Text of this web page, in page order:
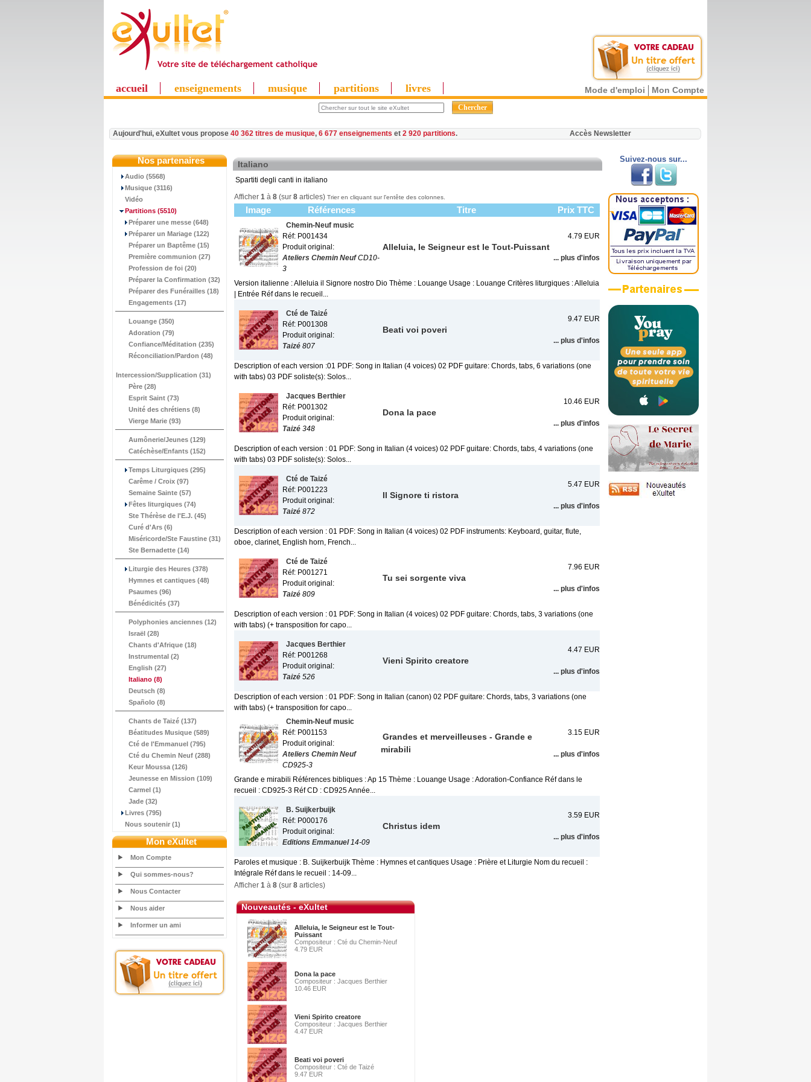
accueil enseignements musique partitions livres Mode d'emploi Mon Compte
Aujourd'hui, eXultet vous propose 40 362 titres de musique, 6 677 enseignements et 2 920 partitions. Accès Newsletter
Nos partenaires
Audio (5568)
Musique (3116)
Vidéo
Partitions (5510)
Préparer une messe (648)
Préparer un Mariage (122)
Préparer un Baptême (15)
Première communion (27)
Profession de foi (20)
Préparer la Confirmation (32)
Préparer des Funérailles (18)
Engagements (17)
Louange (350)
Adoration (79)
Confiance/Méditation (235)
Réconciliation/Pardon (48)
Intercession/Supplication (31)
Père (28)
Esprit Saint (73)
Unité des chrétiens (8)
Vierge Marie (93)
Aumônerie/Jeunes (129)
Catéchèse/Enfants (152)
Temps Liturgiques (295)
Carême / Croix (97)
Semaine Sainte (57)
Fêtes liturgiques (74)
Ste Thérèse de l'E.J. (45)
Curé d'Ars (6)
Miséricorde/Ste Faustine (31)
Ste Bernadette (14)
Liturgie des Heures (378)
Hymnes et cantiques (48)
Psaumes (96)
Bénédicités (37)
Polyphonies anciennes (12)
Israël (28)
Chants d'Afrique (18)
Instrumental (2)
English (27)
Italiano (8)
Deutsch (8)
Spañolo (8)
Chants de Taizé (137)
Béatitudes Musique (589)
Cté de l'Emmanuel (795)
Cté du Chemin Neuf (288)
Keur Moussa (126)
Jeunesse en Mission (109)
Carmel (1)
Jade (32)
Livres (795)
Nous soutenir (1)
Mon eXultet
Mon Compte
Qui sommes-nous?
Nous Contacter
Nous aider
Informer un ami
Italiano
Spartiti degli canti in italiano
Afficher 1 à 8 (sur 8 articles) Trier en cliquant sur l'entête des colonnes.
Image Références Titre Prix TTC
Chemin-Neuf music
Réf: P001434
Produit original:
Ateliers Chemin NeufCD10-
3
Alleluia, le Seigneur est le Tout-Puissant
4.79 EUR
... plus d'infos
Version italienne : Alleluia il Signore nostro Dio Thème : Louange Usage : Louange Critères liturgiques : Alleluia
| Entrée Réf dans le recueil...
Cté de Taizé
Réf: P001308
Produit original:
Taizé 807
Beati voi poveri
9.47 EUR
... plus d'infos
Description of each version :01 PDF: Song in Italian (4 voices) 02 PDF guitare: Chords, tabs, 6 variations (one
with tabs) 03 PDF soliste(s): Solos...
Jacques Berthier
Réf: P001302
Produit original:
Taizé 348
Dona la pace
10.46 EUR
... plus d'infos
Description of each version : 01 PDF: Song in Italian (4 voices) 02 PDF guitare: Chords, tabs, 4 variations (one
with tabs) 03 PDF soliste(s): Solos...
Cté de Taizé
Réf: P001223
Produit original:
Taizé 872
Il Signore ti ristora
5.47 EUR
... plus d'infos
Description of each version : 01 PDF: Song in Italian (4 voices) 02 PDF instruments: Keyboard, guitar, flute,
oboe, clarinet, English horn, French...
Cté de Taizé
Réf: P001271
Produit original:
Taizé 809
Tu sei sorgente viva
7.96 EUR
... plus d'infos
Description of each version : 01 PDF: Song in Italian (4 voices) 02 PDF guitare: Chords, tabs, 3 variations (one
with tabs) (+ transposition for capo...
Jacques Berthier
Réf: P001268
Produit original:
Taizé 526
Vieni Spirito creatore
4.47 EUR
... plus d'infos
Description of each version : 01 PDF: Song in Italian (canon) 02 PDF guitare: Chords, tabs, 3 variations (one
with tabs) (+ transposition for capo...
Chemin-Neuf music
Réf: P001153
Produit original:
Ateliers Chemin Neuf
CD925-3
Grandes et merveilleuses - Grande e
mirabili
3.15 EUR
... plus d'infos
Grande e mirabili Références bibliques : Ap 15 Thème : Louange Usage : Adoration-Confiance Réf dans le
recueil : CD925-3 Réf CD : CD925 Année...
B. Suijkerbuijk
Réf: P000176
Produit original:
Editions Emmanuel14-09
Christus idem
3.59 EUR
... plus d'infos
Paroles et musique : B. Suijkerbuijk Thème : Hymnes et cantiques Usage : Prière et Liturgie Nom du recueil :
Intégrale Réf dans le recueil : 14-09...
Afficher 1 à 8 (sur 8 articles)
Nouveautés - eXultet
Alleluia, le Seigneur est le Tout-
Puissant
Compositeur : Cté du Chemin-Neuf
4.79 EUR
Dona la pace
Compositeur : Jacques Berthier
10.46 EUR
Vieni Spirito creatore
Compositeur : Jacques Berthier
4.47 EUR
Beati voi poveri
Compositeur : Cté de Taizé
9.47 EUR
Suivez-nous sur...